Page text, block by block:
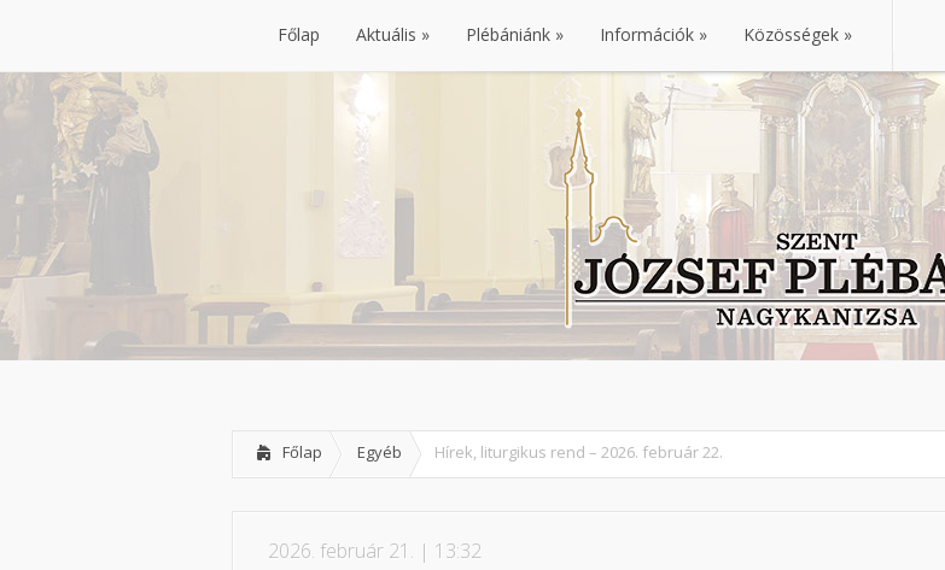
Főlap Aktuális Plébániánk Információk
Információk
Közösségek
Közösségek
Főlap Egyéb Hírek, liturgikus rend – 2026. február 22.
2026. február 21. | 13:32